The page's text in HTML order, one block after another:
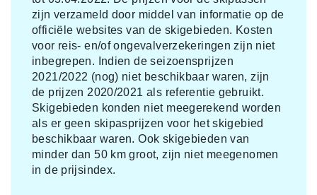
zijn verzameld door middel van informatie op de
officiële websites van de skigebieden. Kosten
voor reis- en/of ongevalverzekeringen zijn niet
inbegrepen. Indien de seizoensprijzen
2021/2022 (nog) niet beschikbaar waren, zijn
de prijzen 2020/2021 als referentie gebruikt.
Skigebieden konden niet meegerekend worden
als er geen skipasprijzen voor het skigebied
beschikbaar waren. Ook skigebieden van
minder dan 50 km groot, zijn niet meegenomen
in de prijsindex.